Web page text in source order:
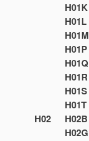
H01K
H01L
H01M
H01P
H01Q
H01R
H01S
H01T
H02 H02B
H02G